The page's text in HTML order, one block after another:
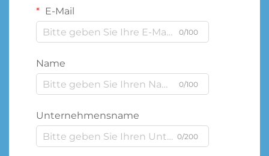
E-Mail
0/100
Name
0/100
Unternehmensname
0/200